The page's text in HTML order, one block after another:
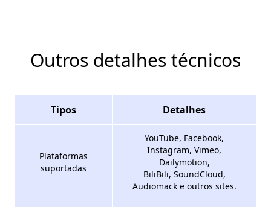
Outros detalhes técnicos
Tipos Detalhes
Plataformas
suportadas
YouTube, Facebook,
Instagram, Vimeo,
Dailymotion,
BiliBili, SoundCloud,
Audiomack e outros sites.